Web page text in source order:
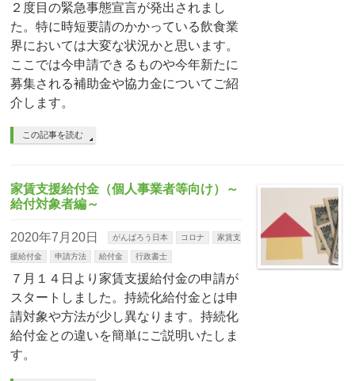
２度目の緊急事態宣言が発出されまし
た。特に時短要請のかかっている飲食業
界においては大変な状況かと思います。
ここでは今申請できるものや今年新たに
募集される補助金や協力金についてご紹
介します。
この記事を読む
家賃支援給付金（個人事業者等向け）～
給付対象者編～
2020年7月20日 がんばろう日本 コロナ 家賃支
援給付金 申請方法 給付金 行政書士
７月１４日より家賃支援給付金の申請が
スタートしました。持続化給付金とは申
請対象や方法が少し異なります。持続化
給付金との違いを簡単にご説明いたしま
す。